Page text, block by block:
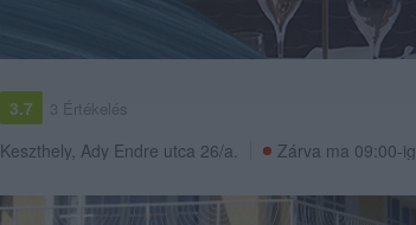
3.7 3 Értékelés
Keszthely, Ady Endre utca 26/a. Zárva ma 09:00-ig